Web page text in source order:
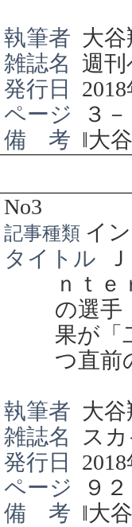
執筆者 大
雑誌名
週
発行日
2018
ページ
３
備 考 ‖大
No3
記事種類 イ
タイトル
ｎｔ
の選
果が
つ直前
執筆者 大
雑誌名
ス
発行日
2018
ページ
９
備 考 ‖大